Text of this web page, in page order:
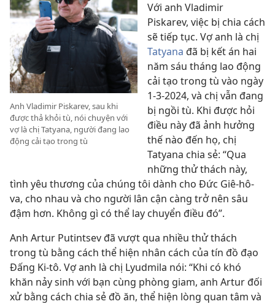
Anh Vladimir Piskarev, sau khi
được thả khỏi tù, nói chuyện với
vợ là chị Tatyana, người đang lao
động cải tạo trong tù
Với anh Vladimir
Piskarev, việc bị chia cách
sẽ tiếp tục. Vợ anh là chị
Tatyana đã bị kết án hai
năm sáu tháng lao động
cải tạo trong tù vào ngày
1-3-2024, và chị vẫn đang
bị ngồi tù. Khi được hỏi
điều này đã ảnh hưởng
thế nào đến họ, chị
Tatyana chia sẻ: “Qua
những thử thách này,
tình yêu thương của chúng tôi dành cho Đức Giê-hô-
va, cho nhau và cho người lân cận càng trở nên sâu
đậm hơn. Không gì có thể lay chuyển điều đó”.
Anh Artur Putintsev đã vượt qua nhiều thử thách
trong tù bằng cách thể hiện nhân cách của tín đồ đạo
Đấng Ki-tô. Vợ anh là chị Lyudmila nói: “Khi có khó
khăn nảy sinh với bạn cùng phòng giam, anh Artur đối
xử bằng cách chia sẻ đồ ăn, thể hiện lòng quan tâm và